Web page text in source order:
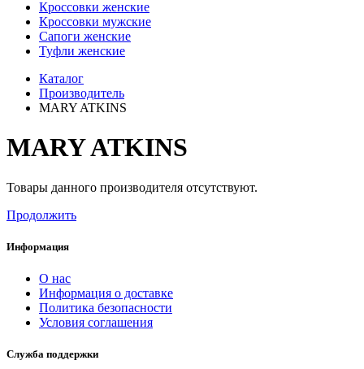
Кроссовки женские
Кроссовки мужские
Сапоги женские
Туфли женские
Каталог
Производитель
MARY ATKINS
MARY ATKINS
Товары данного производителя отсутствуют.
Продолжить
Информация
О нас
Информация о доставке
Политика безопасности
Условия соглашения
Служба поддержки